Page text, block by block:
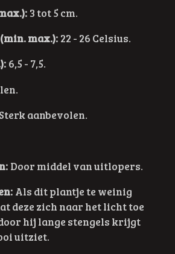
3 tot 5 cm.
max.): 22 - 26 Celsius.
6,5 - 7,5.
Sterk aanbevolen.
Door middel van uitlopers.
Als dit plantje te weinig
deze zich naar het licht toe
hij lange stengels krijgt
uitziet.